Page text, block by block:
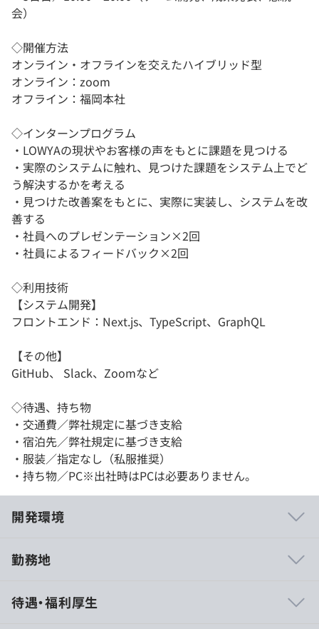
会）
◇開催方法
オンライン・オフラインを交えたハイブリッド型
オンライン：zoom
オフライン：福岡本社
◇インターンプログラム
・LOWYAの現状やお客様の声をもとに課題を見つける
・実際のシステムに触れ、見つけた課題をシステム上でど
う解決するかを考える
・見つけた改善案をもとに、実際に実装し、システムを改
善する
・社員へのプレゼンテーション×2回
・社員によるフィードバック×2回
◇利用技術
【システム開発】
フロントエンド：Next.js、TypeScript、GraphQL
【その他】
GitHub、 Slack、Zoomなど
◇待遇、持ち物
・交通費／弊社規定に基づき支給
・宿泊先／弊社規定に基づき支給
・服装／指定なし（私服推奨）
・持ち物／PC※出社時はPCは必要ありません。
開発環境
用され、世界的な事業を構築していけます。
勤務地
待遇・福利厚生